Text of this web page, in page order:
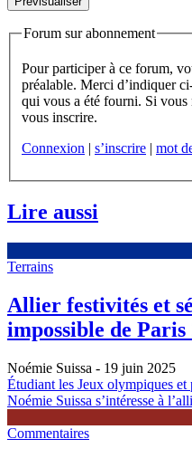
Forum sur abonnement
Pour participer à ce forum, vous devez vous enregistrer au
préalable. Merci d’indiquer ci-dessous l’identifiant personnel
qui vous a été fourni. Si vous n’êtes pas enregistré, vous devez
vous inscrire.
Connexion | s’inscrire | mot
Lire aussi
Terrains
Allier festivités et
impossible de Paris
Noémie Suissa - 19 juin 2025
Étudiant les Jeux olympiques
Noémie Suissa s’intéresse à
Commentaires